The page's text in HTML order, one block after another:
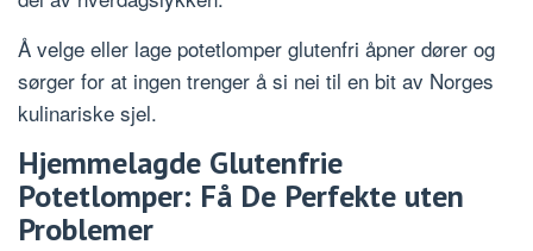
Å velge eller lage potetlomper glutenfri åpner dører og
sørger for at ingen trenger å si nei til en bit av Norges
kulinariske sjel.
Hjemmelagde Glutenfrie
Potetlomper: Få De Perfekte uten
Problemer